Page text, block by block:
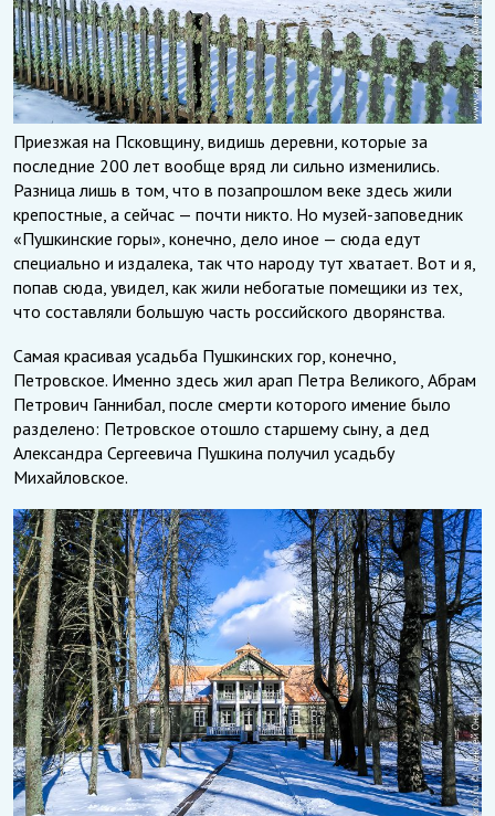
Приезжая на Псковщину, видишь деревни, которые за
последние 200 лет вообще вряд ли сильно изменились.
Разница лишь в том, что в позапрошлом веке здесь жили
крепостные, а сейчас — почти никто. Но музей-заповедник
«Пушкинские горы», конечно, дело иное — сюда едут
специально и издалека, так что народу тут хватает. Вот и я,
попав сюда, увидел, как жили небогатые помещики из тех,
что составляли большую часть российского дворянства.
Самая красивая усадьба Пушкинских гор, конечно,
Петровское. Именно здесь жил арап Петра Великого, Абрам
Петрович Ганнибал, после смерти которого имение было
разделено: Петровское отошло старшему сыну, а дед
Александра Сергеевича Пушкина получил усадьбу
Михайловское.